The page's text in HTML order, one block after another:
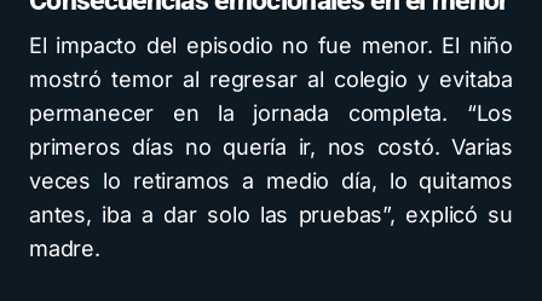
El impacto del episodio no fue menor. El niño
mostró temor al regresar al colegio y evitaba
permanecer en la jornada completa. “Los
primeros días no quería ir, nos costó. Varias
veces lo retiramos a medio día, lo quitamos
antes, iba a dar solo las pruebas”, explicó su
madre.